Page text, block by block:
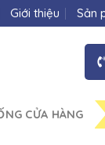
Giới thiệu Sản
CỬA HÀNG